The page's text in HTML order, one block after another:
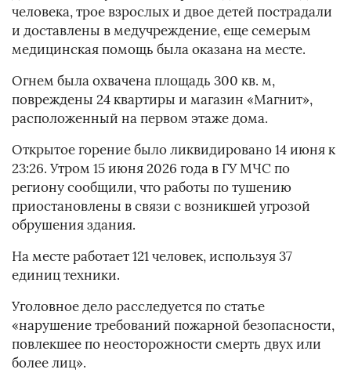
человека, трое взрослых и двое детей пострадали
и доставлены в медучреждение, еще семерым
медицинская помощь была оказана на месте.
Огнем была охвачена площадь 300 кв. м,
повреждены 24 квартиры и магазин «Магнит»,
расположенный на первом этаже дома.
Открытое горение было ликвидировано 14 июня к
23:26. Утром 15 июня 2026 года в ГУ МЧС по
региону сообщили, что работы по тушению
приостановлены в связи с возникшей угрозой
обрушения здания.
На месте работает 121 человек, используя 37
единиц техники.
Уголовное дело расследуется по статье
«нарушение требований пожарной безопасности,
повлекшее по неосторожности смерть двух или
более лиц».